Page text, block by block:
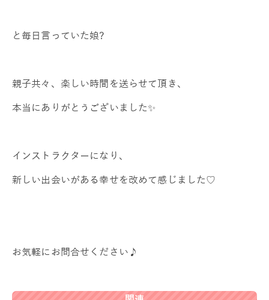
と毎日言っていた娘?
親子共々、楽しい時間を送らせて頂き、
本当にありがとうございました✨
インストラクターになり、
新しい出会いがある幸せを改めて感じました♡
お気軽にお問合せください♪